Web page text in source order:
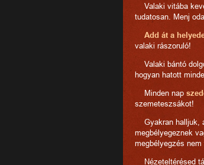
Valaki vitába
tudatosan. Menj
Add át a
valaki rászoruló!
Valaki bántó
hogyan hatott
Minden nap
szemeteszsákot!
Gyakran halljuk,
megbélyegeznek
megbélyegzés
Nézeteltérésed